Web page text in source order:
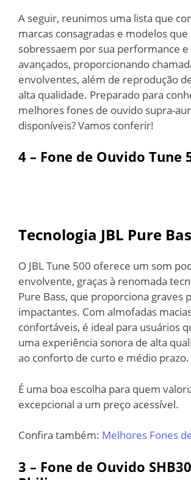
A seguir, reunimos uma lista que
marcas consagradas e modelos que
sobressaem por sua performance
avançados, proporcionando
envolventes, além de reprodução
alta qualidade. Preparado para
melhores fones de ouvido supra-
disponíveis? Vamos conferir!
4 – Fone de Ouvido Tune
Tecnologia JBL Pure
O JBL Tune 500 oferece um som
envolvente, graças à renomada
Pure Bass, que proporciona graves
impactantes. Com almofadas
confortáveis, é ideal para usuários
uma experiência sonora de alta
ao conforto de curto e médio prazo.
É uma boa escolha para quem
excepcional a um preço acessível.
Confira também: Melhores Fones
3 – Fone de Ouvido